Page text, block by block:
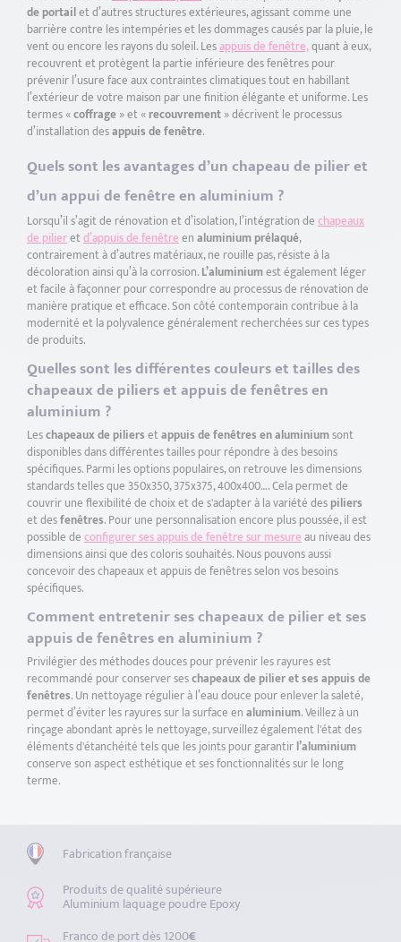
de portailet d’autres structures extérieures, agissant comme une
barrière contre les intempéries et les dommages causés par la pluie, le
vent ou encore les rayons du soleil. Lesappuis de fenêtre,quant à eux,
recouvrent et protègent la partie inférieure des fenêtres pour
prévenir l’usure face aux contraintes climatiques tout en habillant
l’extérieur de votre maison par une finition élégante et uniforme. Les
termes «coffrage» et «recouvrement» décrivent le processus
d’installation desappuis de fenêtre.
Quels sont les avantages d’un chapeau de pilier et
d’un appui de fenêtre en aluminium ?
Lorsqu’il s’agit de rénovation et d’isolation, l’intégration dechapeaux
de pilieretd’appuis de fenêtreenaluminium prélaqué,
contrairement à d’autres matériaux, ne rouille pas, résiste à la
décoloration ainsi qu’à la corrosion.L’aluminiumest également léger
et facile à façonner pour correspondre au processus de rénovation de
manière pratique et efficace. Son côté contemporain contribue à la
modernité et la polyvalence généralement recherchées sur ces types
de produits.
Quelles sont les différentes couleurs et tailles des
chapeaux de piliers et appuis de fenêtres en
aluminium ?
Leschapeaux de piliersetappuis de fenêtres en aluminiumsont
disponibles dans différentes tailles pour répondre à des besoins
spécifiques. Parmi les options populaires, on retrouve les dimensions
standards telles que 350x350, 375x375, 400x400…. Cela permet de
couvrir une flexibilité de choix et de s'adapter à la variété despiliers
et desfenêtres. Pour une personnalisation encore plus poussée, il est
possible deconfigurer ses appuis de fenêtre sur mesureau niveau des
dimensions ainsi que des coloris souhaités. Nous pouvons aussi
concevoir des chapeaux et appuis de fenêtres selon vos besoins
spécifiques.
Comment entretenir ses chapeaux de pilier et ses
appuis de fenêtres en aluminium ?
Privilégier des méthodes douces pour prévenir les rayures est
recommandé pour conserver seschapeaux de pilier et ses appuis de
fenêtres. Un nettoyage régulier à l’eau douce pour enlever la saleté,
permet d’éviter les rayures sur la surface enaluminium. Veillez à un
rinçage abondant après le nettoyage, surveillez également l'état des
éléments d'étanchéité tels que les joints pour garantirl’aluminium
conserve son aspect esthétique et ses fonctionnalités sur le long
terme.
Fabrication française
Produits de qualité supérieure
Aluminium laquage poudre Epoxy
Franco de port dès 1200€